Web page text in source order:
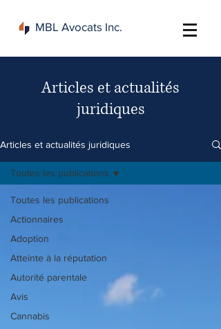
MBL Avocats Inc.
Articles et actualités
juridiques
Articles et actualités juridiques
Toutes les publications
Actionnaires
Adoption
Atteinte à la réputation
Autorité parentale
Avis
Cannabis
Toutes les publications